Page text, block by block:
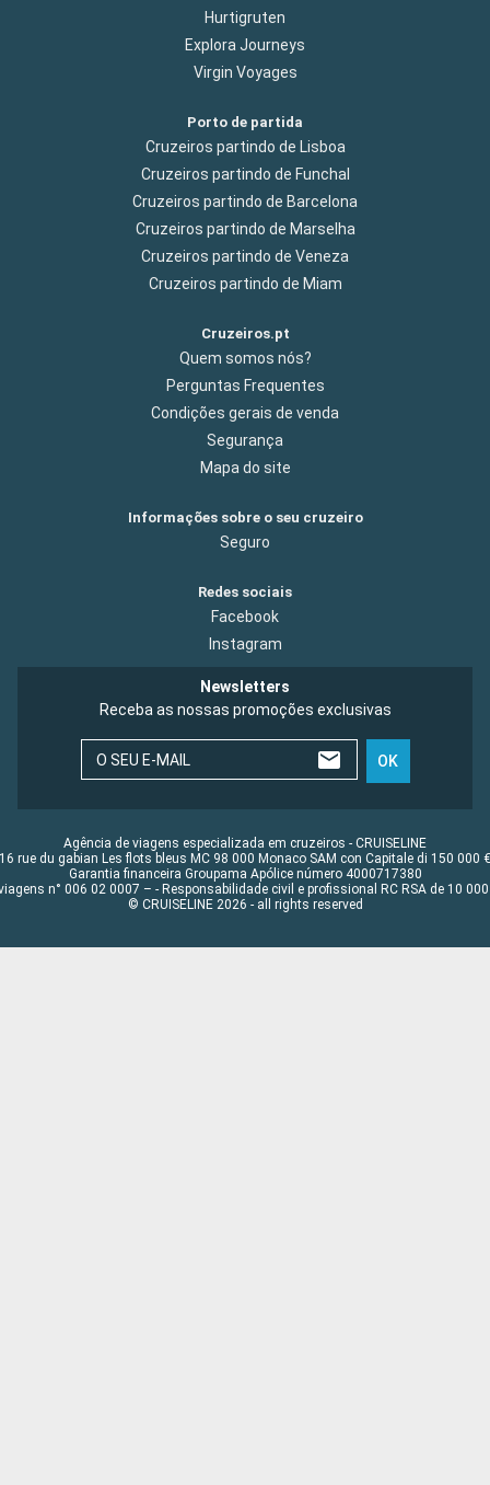
Hurtigruten
Explora Journeys
Virgin Voyages
Porto de partida
Cruzeiros partindo de Lisboa
Cruzeiros partindo de Funchal
Cruzeiros partindo de Barcelona
Cruzeiros partindo de Marselha
Cruzeiros partindo de Veneza
Cruzeiros partindo de Miam
Cruzeiros.pt
Quem somos nós?
Perguntas Frequentes
Condições gerais de venda
Segurança
Mapa do site
Informações sobre o seu cruzeiro
Seguro
Redes sociais
Facebook
Instagram
Newsletters
Receba as nossas promoções exclusivas
O SEU E-MAIL OK
Agência de viagens especializada em cruzeiros - CRUISELINE
16 rue du gabian Les flots bleus MC 98 000 Monaco SAM con Capitale di 150 000 €
Garantia financeira Groupama Apólice número 4000717380
n° 006 02 0007 – - Responsabilidade civil e profissional RC RSA de 10 000
© CRUISELINE 2026 - all rights reserved